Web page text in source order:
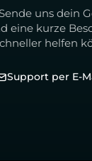
uns dein
eine kurze
helfen
Support per E-